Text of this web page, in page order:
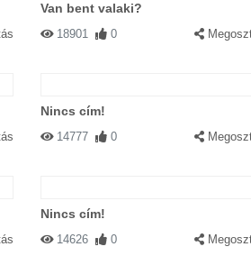
Van bent valaki?
18901 0
Nincs cím!
14777 0
Nincs cím!
14626 0